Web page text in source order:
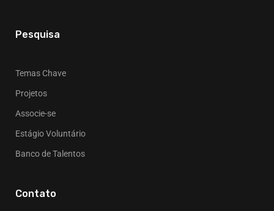
Pesquisa
Temas Chave
Projetos
Associe-se
Estágio Voluntário
Banco de Talentos
Contato